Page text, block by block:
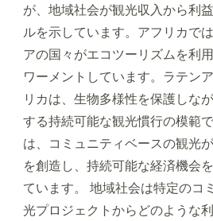
が、地域社会が観光収入から利
ルを示しています。アフリカで
アの国々がエコツーリズムを利
ワーメントしています。ラテン
リカは、生物多様性を保護しな
する持続可能な観光慣行の模範
は、コミュニティベースの観光
を創造し、持続可能な経済機会
ています。 地域社会は特定のコ
光プロジェクトからどのような